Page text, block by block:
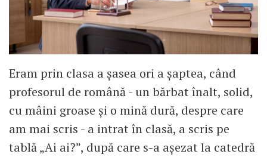
Eram prin clasa a șasea ori a șaptea, când
profesorul de română - un bărbat înalt, solid,
cu mâini groase și o mină dură, despre care
am mai scris - a intrat în clasă, a scris pe
tablă „Ai ai?”, după care s-a așezat la catedră